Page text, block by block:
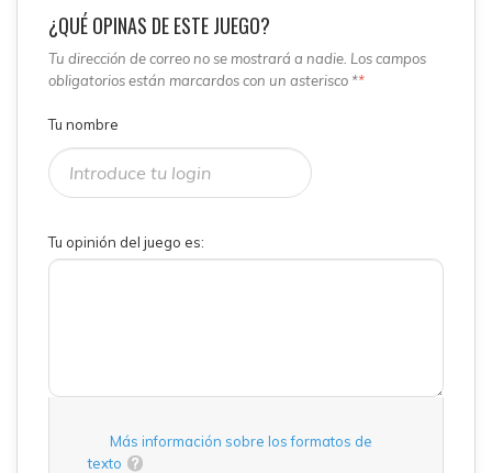
¿QUÉ OPINAS DE ESTE JUEGO?
Tu dirección de correo no se mostrará a nadie. Los campos
obligatorios están marcardos con un asterisco **
Tu nombre
Tu opinión del juego es:
Más información sobre los formatos de
texto